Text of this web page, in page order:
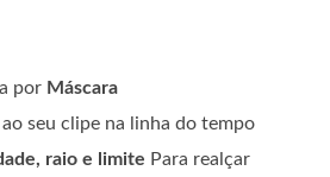
por Máscara
seu clipe na linha do tempo
raio e limite Para realçar